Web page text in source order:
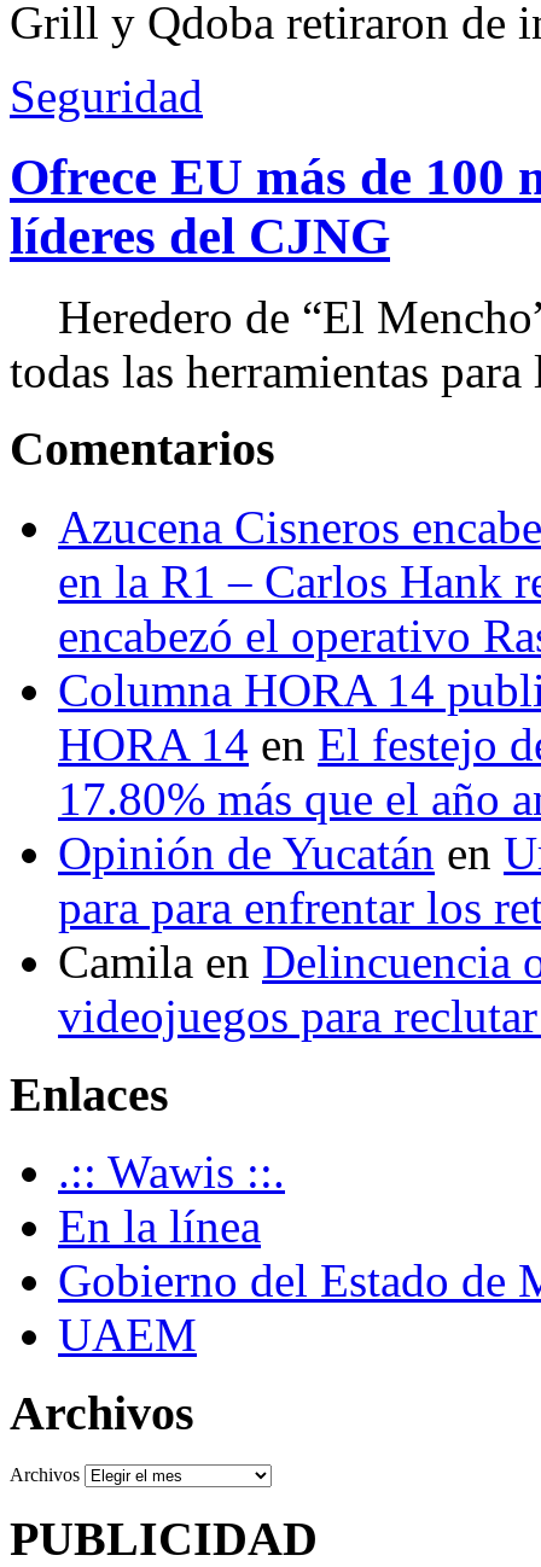
Grill y Qdoba retiraron de
Seguridad
Ofrece EU más de 100
líderes del CJNG
Heredero de “El
todas las herramientas
Comentarios
Azucena Cisneros
en la R1 – Carlos Hank
encabezó el operativo
Columna HORA 14
HORA 14 en El festejo
17.80% más que el año
Opinión de Yucatán en
para para enfrentar los
Camila en Delincuencia
videojuegos para
Enlaces
.:: Wawis ::.
En la línea
Gobierno del Estado de
UAEM
Archivos
Archivos
PUBLICIDAD